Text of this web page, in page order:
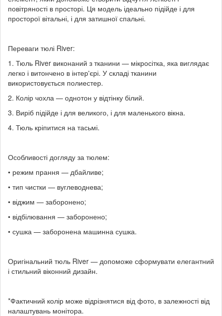
повітряності в просторі. Ця модель ідеально підійде і для
просторої вітальні, і для затишної спальні.
Переваги тюлі River:
1. Тюль River виконаний з тканини — мікросітка, яка виглядає
легко і витончено в інтер'єрі. У складі тканини
використовується полиестер.
2. Колір чохла — однотон у відтінку білий.
3. Виріб підійде і для великого, і для маленького вікна.
4. Тюль кріпитися на тасьмі.
Особливості догляду за тюлем:
• режим прання — дбайливе;
• тип чистки — вуглеводнева;
• віджим — заборонено;
• відбілювання — заборонено;
• сушка — заборонена машинна сушка.
Оригінальний тюль River — допоможе сформувати елегантний
і стильний віконний дизайн.
*Фактичний колір може відрізнятися від фото, в залежності від
налаштувань монітора.